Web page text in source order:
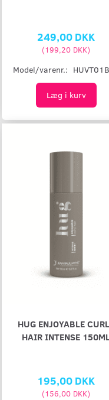
249,00 DKK
(199,20 DKK)
Model/varenr.:
Læg i kurv
HUG ENJOYABLE
HAIR INTENSE
195,00 DKK
(156,00 DKK)